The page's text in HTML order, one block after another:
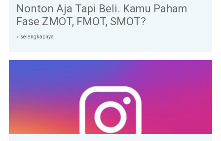
Nonton Aja Tapi Beli. Kamu Paham
Fase ZMOT, FMOT, SMOT?
» selengkapnya